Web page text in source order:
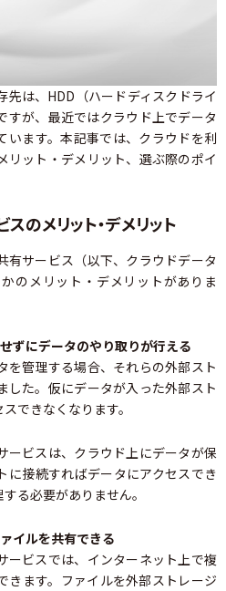
は、HDD（ハードディスクドライ
すが、最近ではクラウド上でデータ
います。本記事では、クラウドを利
リット・デメリット、選ぶ際のポイ
のメリット・デメリット
サービス（以下、クラウドデータ
のメリット・デメリットがありま
ずにデータのやり取りが行える
を管理する場合、それらの外部スト
した。仮にデータが入った外部スト
できなくなります。
ビスは、クラウド上にデータが保
に接続すればデータにアクセスでき
る必要がありません。
イルを共有できる
ビスでは、インターネット上で複
きます。ファイルを外部ストレージ